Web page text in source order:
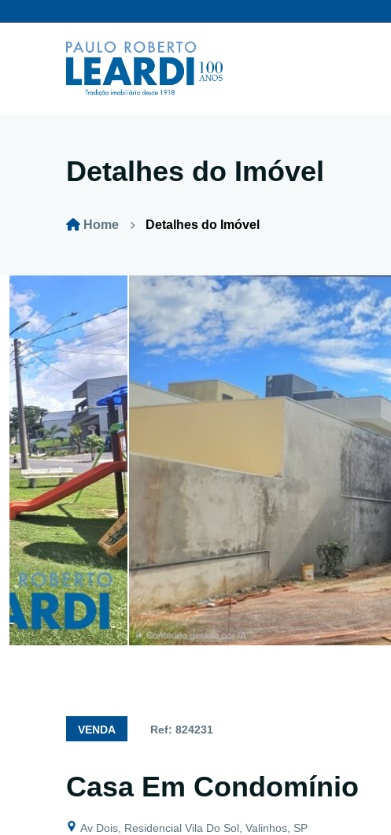
Detalhes do Imóvel
Home Detalhes do Imóvel
VENDA Ref: 824231
Casa Em Condomínio
Av Dois, Residencial Vila Do Sol, Valinhos, SP